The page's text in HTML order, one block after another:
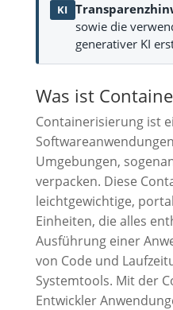
KI
sowie die
generativer KI
Was ist
Containerisierung ist
Umgebungen,
verpacken. Diese
leichtgewichtige,
Einheiten, die alles
Ausführung einer
von Code und
Systemtools. Mit der
Entwickler